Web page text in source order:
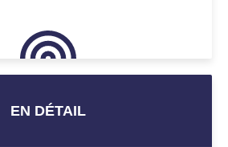
EN DÉTAIL